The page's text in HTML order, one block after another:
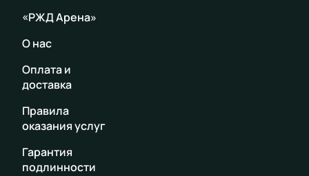
«РЖД Арена»
О нас
Оплата и
доставка
Правила
оказания услуг
Гарантия
подлинности